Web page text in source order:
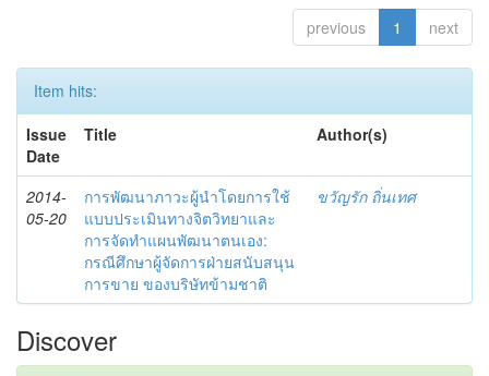
previous 1 next
Item hits:
Issue
Date
Title Author(s)
2014-
05-20
การพัฒนาภาวะผู้นำโดยการใช้
แบบประเมินทางจิตวิทยาและ
การจัดทำแผนพัฒนาตนเอง:
กรณีศึกษาผู้จัดการฝ่ายสนับสนุน
การขาย ของบริษัทข้ามชาติ
ขวัญรัก ถิ่นเทศ
Discover